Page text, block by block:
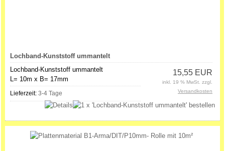
Lochband-Kunststoff ummantelt
Lochband-Kunststoff ummantelt
L= 10m x B= 17mm
Lieferzeit: 3-4 Tage
15,55 EUR
inkl. 19 % MwSt. zzgl.
Versandkosten